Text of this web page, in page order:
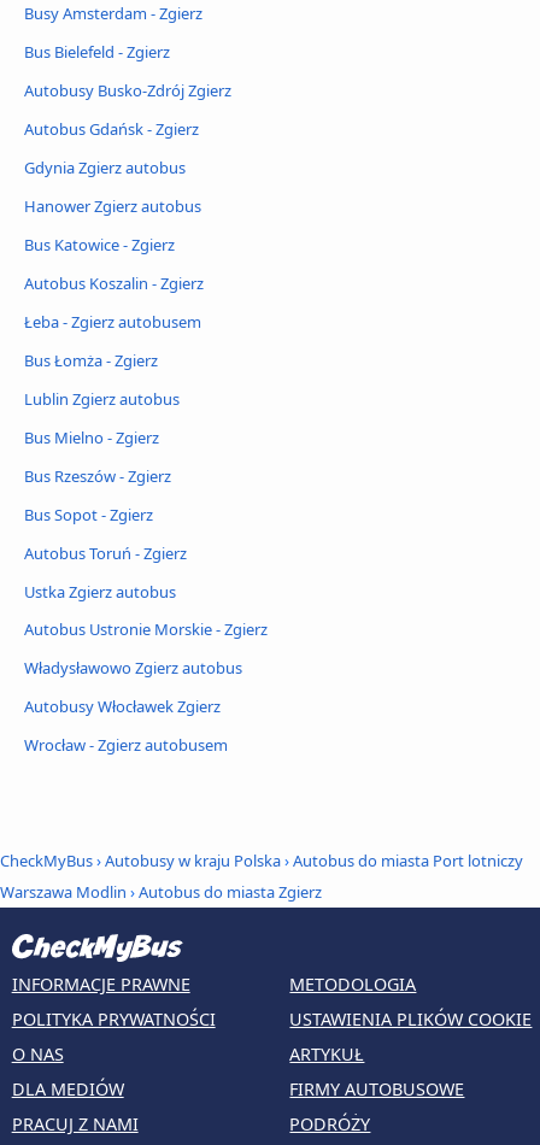
Busy Amsterdam - Zgierz
Bus Bielefeld - Zgierz
Autobusy Busko-Zdrój Zgierz
Autobus Gdańsk - Zgierz
Gdynia Zgierz autobus
Hanower Zgierz autobus
Bus Katowice - Zgierz
Autobus Koszalin - Zgierz
Łeba - Zgierz autobusem
Bus Łomża - Zgierz
Lublin Zgierz autobus
Bus Mielno - Zgierz
Bus Rzeszów - Zgierz
Bus Sopot - Zgierz
Autobus Toruń - Zgierz
Ustka Zgierz autobus
Autobus Ustronie Morskie - Zgierz
Władysławowo Zgierz autobus
Autobusy Włocławek Zgierz
Wrocław - Zgierz autobusem
CheckMyBus›Autobusy w kraju Polska›Autobus do miasta Port lotniczy
Warszawa Modlin ›Autobus do miasta Zgierz
INFORMACJE PRAWNE
POLITYKA PRYWATNOŚCI
O NAS
DLA MEDIÓW
PRACUJ Z NAMI
METODOLOGIA
USTAWIENIA PLIKÓW COOKIE
ARTYKUŁ
FIRMY AUTOBUSOWE
PODRÓŻY